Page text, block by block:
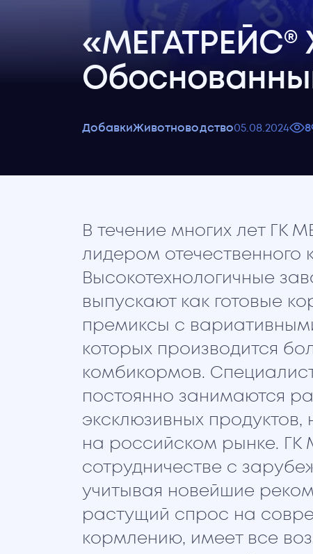
«МЕГАТРЕЙС®
ДобавкиЖивотноводство05. 08. 2024
В течение многих лет ГК
лидером отечественного
Высокотехнологичные
выпускают как готовые
премиксы с
которых производится
комбикормов.
постоянно занимаются
эксклюзивных
на российском рынке. ГК
сотрудничестве с
учитывая новейшие
растущий спрос на
кормлению, имеет все